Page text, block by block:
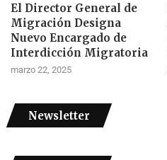
El Director General de
Migración Designa
Nuevo Encargado de
Interdicción Migratoria
marzo 22, 2025
Newsletter